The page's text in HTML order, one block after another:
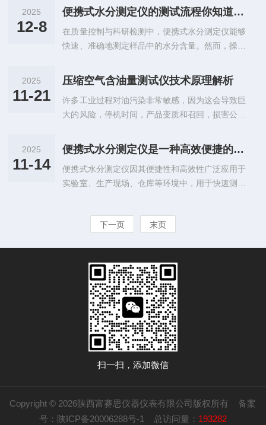
品制造等诸多领域，物料水分含量直接影响产品品
时久、误差大，无法满足连续生产的管控需求...
致设备故障、产品污染等问题。因此，准确检测压
缩空气中的油含量具有重要意义。本文将介绍几种
常用的压缩空气含油量检测方法。二、方法概述
1）光散射法原理：利用激光或LED光源照射通过
射光的强度与油滴的浓度成正比。通过测量散射光
法灵敏度高，适用于低浓度油含量的检测；但...
2025
12-8
便携式水分测定仪的测试流程你知道是怎么样的吗
在质量控制与科研检测中，便携式水分测定仪能够
快速、准确地测定样品中的水分含量。然而，操作
的使用步骤，是确保测量数据真实可靠的基石。以
下是便携式水分测定仪的标准操作流程，咱们来一
起了解一下吧。第一步：环境准备与仪器预热将仪
器置于稳固、无振动、远离气流（如空调出风口）
度适中。开启电源，根据仪器类型进行预热：卤素
休滴定仪需预热并启动搅拌，确保...
2025
11-21
压缩空气含油量测试仪技术原理解析
许多工业过程对油污染非常敏感，因为这会导致巨
大的风险，停机时间，产品变质和召回，损害公司
油油份含量具有重要意义。压缩空气含油量测试仪
是保障工业生产安全与产品质量的核心设备，其检
测原理涵盖光学、化学及物理分离技术，可精准识
别液态油滴、悬浮油雾及挥发性油蒸气。以下从主
气电离的传感器技术北斗星仪器HGA2290系列空
气油份检测仪采用离子化检测器，通过高压电场使
2025
11-14
便携式水分测定仪是一种高效便捷的测量工具
便携式水分测定仪因其便捷性和高效性广泛应用于
实验室、生产现场、仓库等环境中，用于快速测定
注意事项1.正确校准-在使用前，需要根据厂家提
准时，应注意环境温度、湿度等因素对测试结果的
影响，确保在稳定条件下进行校准。2.选择适合的
测试方法-便携式水分测定仪有多种测试方法（如
红外法、电阻法、微波法等），根据不同...
下一页 末页
扫一扫，添加微信
Copyright © 2026陕西富赛思仪器仪表有限公司版权所有 备案
号：陕ICP备20006288号-1
总访问量： 193282